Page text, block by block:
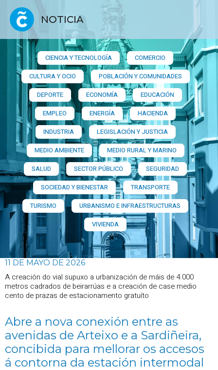
NOTICIA
CIENCIA Y TECNOLOGÍA
COMERCIO
CULTURA Y OCIO
POBLACIÓN Y COMUNIDADES
DEPORTE
ECONOMÍA
EDUCACIÓN
EMPLEO
ENERGÍA
HACIENDA
INDUSTRIA
LEGISLACIÓN Y JUSTICIA
MEDIO AMBIENTE
MEDIO RURAL Y MARINO
SALUD
SECTOR PÚBLICO
SEGURIDAD
SOCIEDAD Y BIENESTAR
TRANSPORTE
TURISMO
URBANISMO E INFRAESTRUCTURAS
VIVIENDA
11 DE MAYO DE 2026
A creación do vial supuxo a urbanización de máis de 4.000
metros cadrados de beirarrúas e a creación de case medio
cento de prazas de estacionamento gratuíto
Abre a nova conexión entre as
avenidas de Arteixo e a Sardiñeira,
concibida para mellorar os accesos
á contorna da estación intermodal